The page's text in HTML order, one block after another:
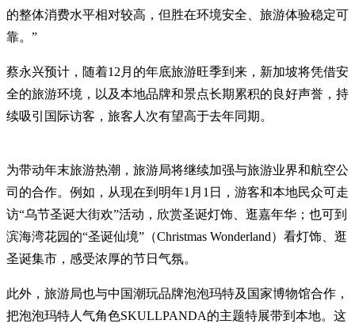
的整体消费水平相对较高，但胜在环境安全、旅游体验稳定可
靠。”
蔡永兴预计，随着12月的年底旅游旺季到来，新加坡将凭借安
全的旅游环境，以及本地品牌和景点长期累积的良好声誉，持
续吸引国际访客，旅客人次有望高于去年同期。
为带动年末旅游热潮，旅游局将继续加强与旅游业界和航空公
司的合作。例如，从现在到明年1月1日，游客和本地民众可走
访“乌节圣诞大街欢”活动，欣赏圣诞灯饰、逛嘉年华；也可到
滨海湾花园的“圣诞仙境”（Christmas Wonderland）看灯饰、逛
圣诞集市，感受浓厚的节日气氛。
此外，旅游局也与中国潮玩品牌泡泡玛特及国家博物馆合作，
把泡泡玛特人气角色SKULLPANDA的主题特展带到本地。这